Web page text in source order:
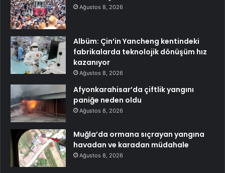
Ağustos 8, 2026
Albüm: Çin’in Yancheng kentindeki
fabrikalarda teknolojik dönüşüm hız
kazanıyor
Ağustos 8, 2026
Afyonkarahisar’da çiftlik yangını
paniğe neden oldu
Ağustos 8, 2026
Muğla’da ormana sıçrayan yangına
havadan ve karadan müdahale
Ağustos 8, 2026